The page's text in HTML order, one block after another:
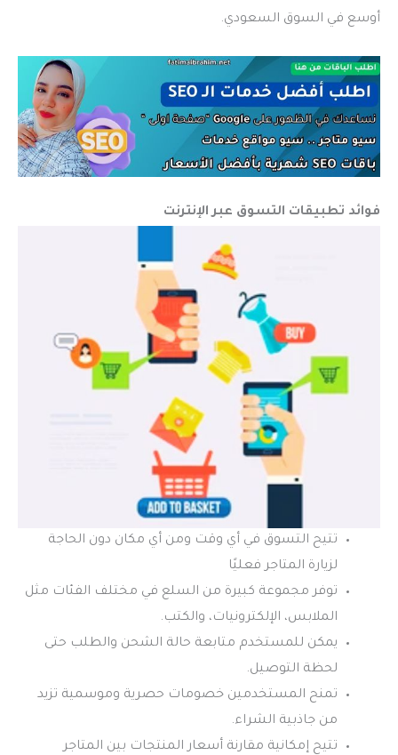
أوسع في السوق السعودي.
فوائد تطبيقات التسوق عبر الإنترنت
تتيح التسوق في أي وقت ومن أي مكان دون الحاجة
لزيارة المتاجر فعليًا
توفر مجموعة كبيرة من السلع في مختلف الفئات مثل
الملابس، الإلكترونيات، والكتب.
يمكن للمستخدم متابعة حالة الشحن والطلب حتى
لحظة التوصيل.
تمنح المستخدمين خصومات حصرية وموسمية تزيد
من جاذبية الشراء.
تتيح إمكانية مقارنة أسعار المنتجات بين المتاجر